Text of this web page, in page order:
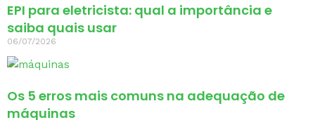
EPI para eletricista: qual a importância e
saiba quais usar
06/07/2026
Os 5 erros mais comuns na adequação de
máquinas